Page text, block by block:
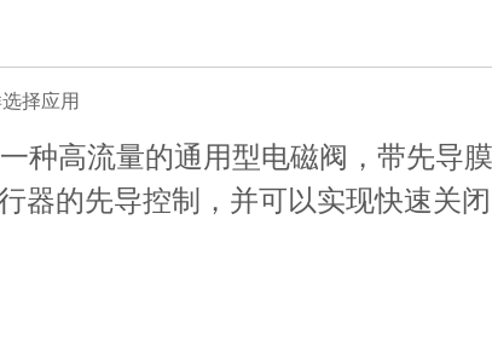
择应用
种高流量的通用型电磁阀，带先导
器的先导控制，并可以实现快速关